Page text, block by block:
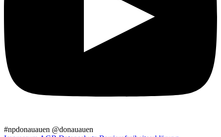
#npdonauauen @donauauen